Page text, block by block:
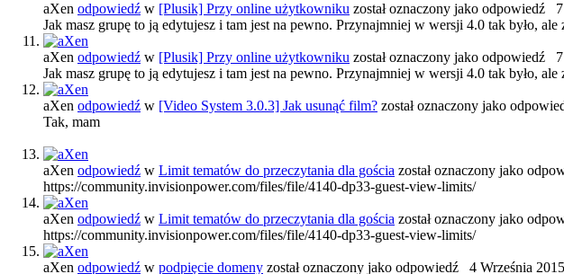
aXen odpowiedź w [Plusik] Przy online użytkowniku został oznaczony jako odpowiedź
Jak masz grupę to ją edytujesz i tam jest na pewno. Przynajmniej w wersji 4.0 tak było, ale
aXen odpowiedź w [Plusik] Przy online użytkowniku został oznaczony jako odpowiedź
Jak masz grupę to ją edytujesz i tam jest na pewno. Przynajmniej w wersji 4.0 tak było, ale
aXen odpowiedź w [Video System 3.0.3] Jak usunąć film? został oznaczony jako
Tak, mam
aXen odpowiedź w Limit tematów do przeczytania dla gościa został oznaczony jako
https://community.invisionpower.com/files/file/4140-dp33-guest-view-limits/
aXen odpowiedź w Limit tematów do przeczytania dla gościa został oznaczony jako
https://community.invisionpower.com/files/file/4140-dp33-guest-view-limits/
aXen odpowiedź w podpięcie domeny został oznaczony jako odpowiedź
4 Września 2015